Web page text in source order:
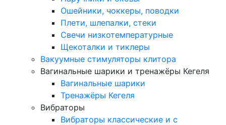
Ошейники, чоккеры, поводки
Плети, шлепалки, стеки
Свечи низкотемпературные
Щекоталки и тиклеры
Вакуумные стимуляторы клитора
Вагинальные шарики и тренажёры Кегеля
Вагинальные шарики
Тренажёры Кегеля
Вибраторы
Вибраторы классические и с